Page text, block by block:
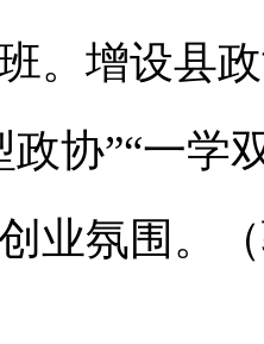
。增设县
政协”“一学
业氛围。